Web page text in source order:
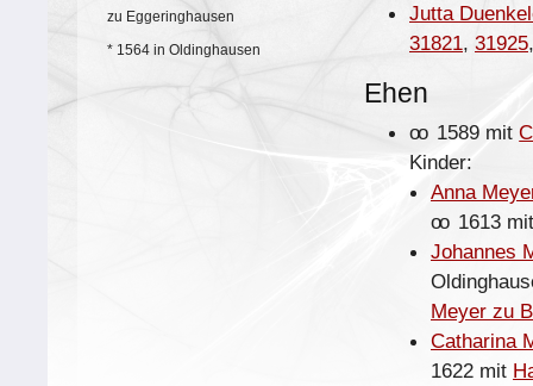
zu Eggeringhausen
* 1564 in Oldinghausen
Jutta
31821, 31925
Ehen
oo 1589 mit
Kinder:
Anna
oo 1613
Johannes
Meyer zu
Catharina
1622 mit